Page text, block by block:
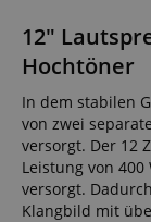
12"
Hochtöner
In dem stabilen
von zwei
versorgt. Der 12
Leistung von
versorgt.
Klangbild mit